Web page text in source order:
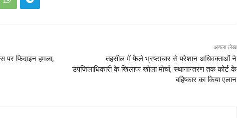
पर फिदाइन हमला,
अगला लेख
तहसील में फैले भ्रष्टाचार से परेशान अधिवक्ताओं ने
उपजिलाधिकारी के खिलाफ खोला मोर्चा, स्थानान्तरण तक कोर्ट के
बहिष्कार का किया एलान